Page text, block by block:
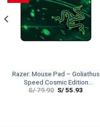
Razer: Mouse Pad – Goliathus
Speed Cosmic Edition
Medium
S/79.90 S/55.93